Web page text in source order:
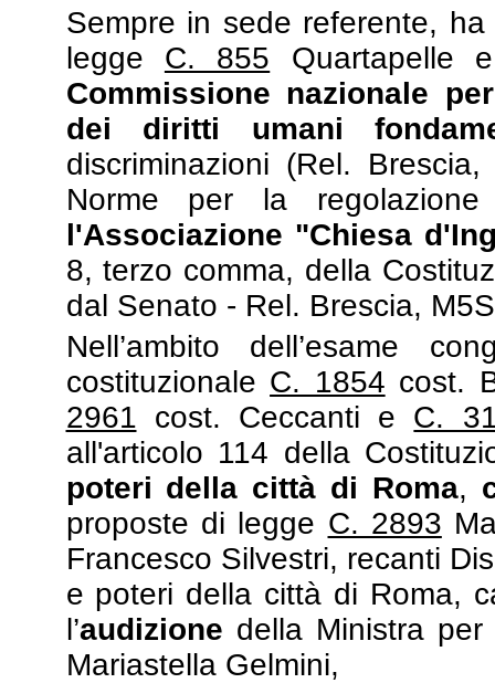
Sempre in sede referente,
legge C. 855 Quartapelle
Commissione nazionale
dei diritti umani
discriminazioni (Rel.
Norme per la
l'Associazione "Chiesa
8, terzo comma, della
dal Senato - Rel. Brescia,
Nell’ambito dell’esame
costituzionale C. 1854 cost.
2961 cost. Ceccanti e C.
all'articolo 114 della
poteri della città di Roma,
proposte di legge C. 2893
Francesco Silvestri, recanti
e poteri della città di Roma,
l’audizione della Ministra
Mariastella Gelmini,